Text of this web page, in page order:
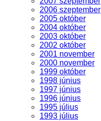
2006 szeptember
2005 október
2004 október
2003 október
2002 október
2001 november
2000 november
1999 október
1998 június
1997 június
1996 június
1995 július
1993 július